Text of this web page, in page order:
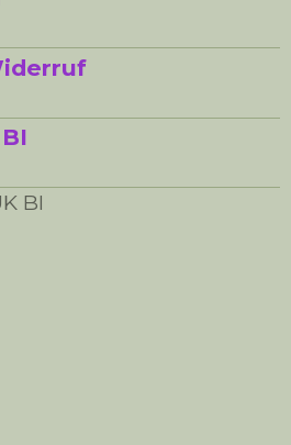
BI